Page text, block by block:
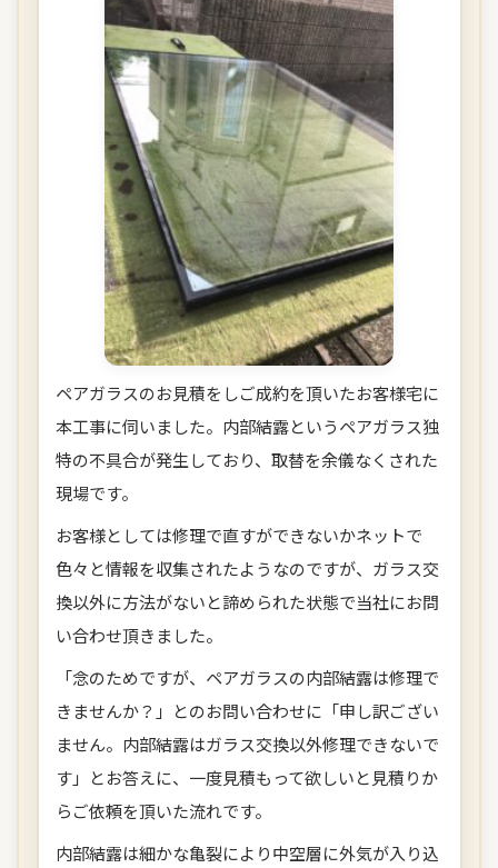
ペアガラスのお見積をしご成約を頂いたお客様宅に
本工事に伺いました。内部結露というペアガラス独
特の不具合が発生しており、取替を余儀なくされた
現場です。
お客様としては修理で直すができないかネットで
色々と情報を収集されたようなのですが、ガラス交
換以外に方法がないと諦められた状態で当社にお問
い合わせ頂きました。
「念のためですが、ペアガラスの内部結露は修理で
きませんか？」とのお問い合わせに「申し訳ござい
ません。内部結露はガラス交換以外修理できないで
す」とお答えに、一度見積もって欲しいと見積りか
らご依頼を頂いた流れです。
内部結露は細かな亀裂により中空層に外気が入り込